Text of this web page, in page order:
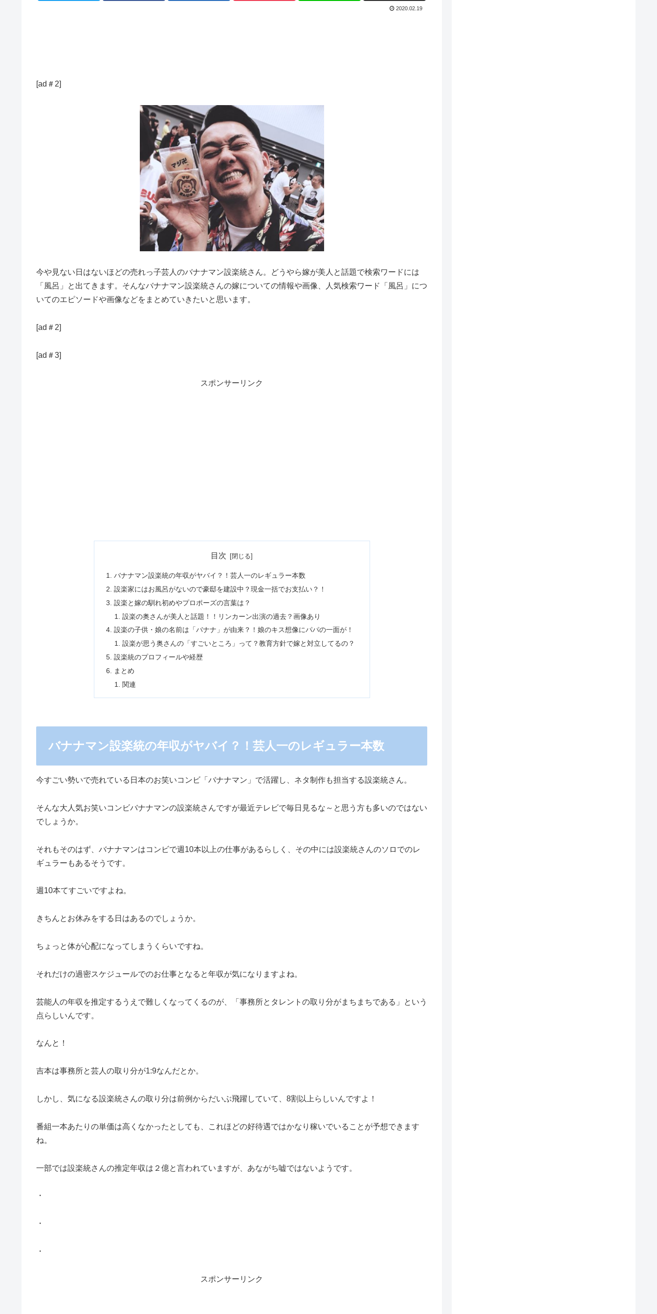
2020.02.19
[ad＃2]
今や見ない日はないほどの売れっ子芸人のバナナマン設楽統さん。どうやら嫁が美人と話題で検索ワードには
「風呂」と出てきます。そんなバナナマン設楽統さんの嫁についての情報や画像、人気検索ワード「風呂」につ
いてのエピソードや画像などをまとめていきたいと思います。
[ad＃2]
[ad＃3]
スポンサーリンク
目次
バナナマン設楽統の年収がヤバイ？！芸人一のレギュラー本数
設楽家にはお風呂がないので豪邸を建設中？現金一括でお支払い？！
設楽と嫁の馴れ初めやプロポーズの言葉は？
設楽の奥さんが美人と話題！！リンカーン出演の過去？画像あり
設楽の子供・娘の名前は「バナナ」が由来？！娘のキス想像にパパの一面が！
設楽が思う奥さんの「すごいところ」って？教育方針で嫁と対立してるの？
設楽統のプロフィールや経歴
まとめ
関連
バナナマン設楽統の年収がヤバイ？！芸人一のレギュラー本数
今すごい勢いで売れている日本のお笑いコンビ「バナナマン」で活躍し、ネタ制作も担当する設楽統さん。
そんな大人気お笑いコンビバナナマンの設楽統さんですが最近テレビで毎日見るな～と思う方も多いのではない
でしょうか。
それもそのはず、バナナマンはコンビで週10本以上の仕事があるらしく、その中には設楽統さんのソロでのレ
ギュラーもあるそうです。
週10本てすごいですよね。
きちんとお休みをする日はあるのでしょうか。
ちょっと体が心配になってしまうくらいですね。
それだけの過密スケジュールでのお仕事となると年収が気になりますよね。
芸能人の年収を推定するうえで難しくなってくるのが、「事務所とタレントの取り分がまちまちである」という
点らしいんです。
なんと！
吉本は事務所と芸人の取り分が1:9なんだとか。
しかし、気になる設楽統さんの取り分は前例からだいぶ飛躍していて、8割以上らしいんですよ！
番組一本あたりの単価は高くなかったとしても、これほどの好待遇ではかなり稼いでいることが予想できます
ね。
一部では設楽統さんの推定年収は２億と言われていますが、あながち嘘ではないようです。
・
・
・
スポンサーリンク